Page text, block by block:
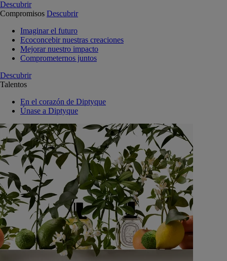
Descubrir
Compromisos Descubrir
Imaginar el futuro
Ecoconcebir nuestras creaciones
Mejorar nuestro impacto
Comprometernos juntos
Descubrir
Talentos
En el corazón de Diptyque
Únase a Diptyque